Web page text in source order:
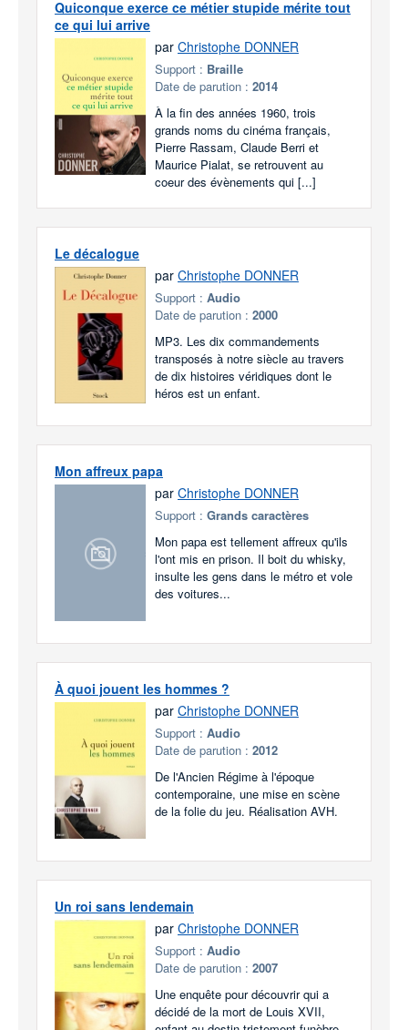
Quiconque exerce ce métier stupide mérite tout
ce qui lui arrive
par Christophe DONNER
Support : Braille
Date de parution : 2014
À la fin des années 1960, trois
grands noms du cinéma français,
Pierre Rassam, Claude Berri et
Maurice Pialat, se retrouvent au
coeur des évènements qui [...]
Le décalogue
par Christophe DONNER
Support : Audio
Date de parution : 2000
MP3. Les dix commandements
transposés à notre siècle au travers
de dix histoires véridiques dont le
héros est un enfant.
Mon affreux papa
par Christophe DONNER
Support : Grands caractères
Mon papa est tellement affreux qu'ils
l'ont mis en prison. Il boit du whisky,
insulte les gens dans le métro et vole
des voitures...
À quoi jouent les hommes ?
par Christophe DONNER
Support : Audio
Date de parution : 2012
De l'Ancien Régime à l'époque
contemporaine, une mise en scène
de la folie du jeu. Réalisation AVH.
Un roi sans lendemain
par Christophe DONNER
Support : Audio
Date de parution : 2007
Une enquête pour découvrir qui a
décidé de la mort de Louis XVII,